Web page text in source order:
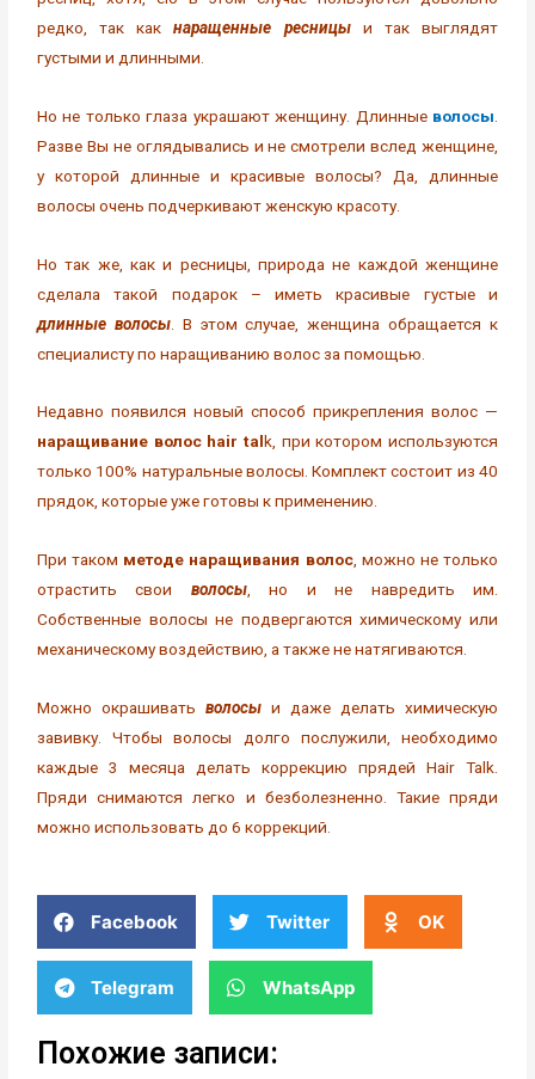
редко, так какнаращенные ресницыи так выглядят
густыми и длинными.
Но не только глаза украшают женщину. Длинные волосы
Разве Вы не оглядывались и не смотрели вслед женщине,
у которой длинные и красивые волосы? Да, длинные
волосы очень подчеркивают женскую красоту.
Но так же, как и ресницы, природа не каждой женщине
сделала такой подарок – иметь красивые густые и
длинные волосы. В этом случае, женщина обращается к
специалисту по наращиванию волос за помощью.
Недавно появился новый способ прикрепления волос —
наращивание волос hair talk, при котором используются
только 100% натуральные волосы. Комплект состоит из 40
прядок, которые уже готовы к применению.
При таком методе наращивания волос, можно не только
отрастить свои волосы, но и не навредить им.
Собственные волосы не подвергаются химическому или
механическому воздействию, а также не натягиваются.
Можно окрашиватьволосы и даже делать химическую
завивку. Чтобы волосы долго послужили, необходимо
каждые 3 месяца делать коррекцию прядей Hair Talk.
Пряди снимаются легко и безболезненно. Такие пряди
можно использовать до 6 коррекций.
Facebook Twitter OK
Telegram WhatsApp
Похожие записи: